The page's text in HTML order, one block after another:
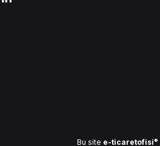
Bu site e-ticaretofisi®